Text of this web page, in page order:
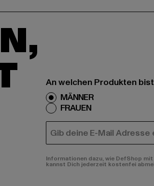
An welchen Produkten
MÄNNER
FRAUEN
E-MAIL
Informationen dazu, wie DefShop
kannst Dich jederzeit kostenfei